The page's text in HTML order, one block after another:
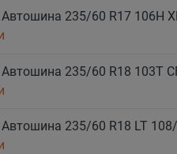
Автошина 235/60 R17 106H
Автошина 235/60 R18 103T
Автошина 235/60 R18 LT